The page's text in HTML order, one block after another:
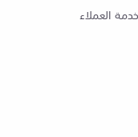
العملاء